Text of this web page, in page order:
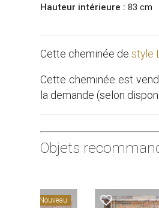
Hauteur intérieure :83 cm
Cette cheminée destyle
Cette cheminée est
la demande (selon
Objets
Nouveau favorite_border